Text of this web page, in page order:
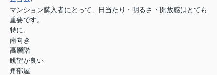
マンション購入者にとって、日当たり・明るさ・開放感はとても
重要です。
特に、
南向き
高層階
眺望が良い
角部屋